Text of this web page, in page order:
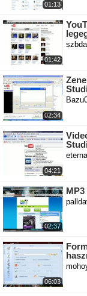
01:13
01:42
02:34
04:21
02:37
06:03